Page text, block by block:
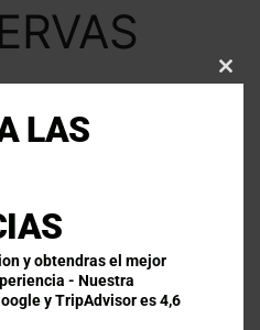
cliente o cualquier
aquí. De lo contrario
*
LAS
y obtendras el mejor
- Nuestra
y TripAdvisor es 4,6